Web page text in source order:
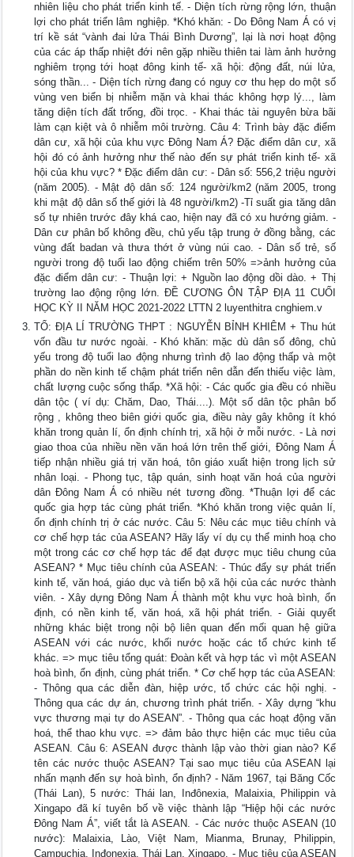
nhiên liệu cho phát triển kinh tế. - Diện tích rừng rộng lớn, thuận
lợi cho phát triển lâm nghiệp. *Khó khăn: - Do Đông Nam Á có vị
trí kề sát “vành đai lửa Thái Bình Dương”, lại là nơi hoạt động
của các áp thấp nhiệt đới nên gặp nhiều thiên tai làm ảnh hưởng
nghiêm trọng tới hoạt đông kinh tế- xã hội: động đất, núi lửa,
sóng thần... - Diện tích rừng đang có nguy cơ thu hẹp do một số
vùng ven biển bị nhiễm mặn và khai thác không hợp lý..., làm
tăng diện tích đất trống, đồi trọc. - Khai thác tài nguyên bừa bãi
làm cạn kiệt và ô nhiễm môi trường. Câu 4: Trình bày đặc điểm
dân cư, xã hội của khu vực Đông Nam Á? Đặc điểm dân cư, xã
hội đó có ảnh hưởng như thế nào đến sự phát triển kinh tế- xã
hội của khu vực? * Đặc điểm dân cư: - Dân số: 556,2 triệu người
(năm 2005). - Mật độ dân số: 124 người/km2 (năm 2005, trong
khi mật độ dân số thế giới là 48 người/km2) -Tỉ suất gia tăng dân
số tự nhiên trước đây khá cao, hiện nay đã có xu hướng giảm. -
Dân cư phân bố không đều, chủ yếu tập trung ở đồng bằng, các
vùng đất badan và thưa thớt ở vùng núi cao. - Dân số trẻ, số
người trong độ tuổi lao động chiếm trên 50% =>ảnh hưởng của
đặc điểm dân cư: - Thuận lợi: + Nguồn lao động dồi dào. + Thị
trường lao động rộng lớn. ĐỀ CƯƠNG ÔN TẬP ĐỊA 11 CUỐI
HỌC KỲ II NĂM HỌC 2021-2022 LTTN 2 luyenthitra cnghiem.v
TỔ: ĐỊA LÍ TRƯỜNG THPT : NGUYỄN BỈNH KHIÊM + Thu hút
vốn đầu tư nước ngoài. - Khó khăn: mặc dù dân số đông, chủ
yếu trong độ tuổi lao động nhưng trình độ lao động thấp và một
phần do nền kinh tế chậm phát triển nên dẫn đến thiếu việc làm,
chất lượng cuộc sống thấp. *Xã hội: - Các quốc gia đều có nhiều
dân tộc ( ví dụ: Chăm, Dao, Thái....). Một số dân tộc phân bố
rộng , không theo biên giới quốc gia, điều này gây không ít khó
khăn trong quản lí, ổn định chính trị, xã hội ở mỗi nước. - Là nơi
giao thoa của nhiều nền văn hoá lớn trên thế giới, Đông Nam Á
tiếp nhận nhiều giá trị văn hoá, tôn giáo xuất hiện trong lịch sử
nhân loại. - Phong tục, tập quán, sinh hoạt văn hoá của người
dân Đông Nam Á có nhiều nét tương đồng. *Thuận lợi để các
quốc gia hợp tác cùng phát triển. *Khó khăn trong việc quản lí,
ổn định chính trị ở các nước. Câu 5: Nêu các mục tiêu chính và
cơ chế hợp tác của ASEAN? Hãy lấy ví dụ cụ thể minh hoạ cho
một trong các cơ chế hợp tác để đạt được mục tiêu chung của
ASEAN? * Mục tiêu chính của ASEAN: - Thúc đẩy sự phát triển
kinh tế, văn hoá, giáo dục và tiến bộ xã hội của các nước thành
viên. - Xây dựng Đông Nam Á thành một khu vực hoà bình, ổn
định, có nền kinh tế, văn hoá, xã hội phát triển. - Giải quyết
những khác biệt trong nội bộ liên quan đến mối quan hệ giữa
ASEAN với các nước, khối nước hoặc các tổ chức kinh tế
khác. => mục tiêu tổng quát: Đoàn kết và hợp tác vì một ASEAN
hoà bình, ổn định, cùng phát triển. * Cơ chế hợp tác của ASEAN:
- Thông qua các diễn đàn, hiệp ước, tổ chức các hội nghị. -
Thông qua các dự án, chương trình phát triển. - Xây dựng “khu
vực thương mại tự do ASEAN”. - Thông qua các hoạt động văn
hoá, thể thao khu vực. => đảm bảo thực hiện các mục tiêu của
ASEAN. Câu 6: ASEAN được thành lập vào thời gian nào? Kể
tên các nước thuộc ASEAN? Tại sao mục tiêu của ASEAN lại
nhấn mạnh đến sự hoà bình, ổn định? - Năm 1967, tại Băng Cốc
(Thái Lan), 5 nước: Thái lan, Inđônexia, Malaixia, Philippin và
Xingapo đã kí tuyên bố về việc thành lập “Hiệp hội các nước
Đông Nam Á”, viết tắt là ASEAN. - Các nước thuộc ASEAN (10
nước): Malaixia, Lào, Việt Nam, Mianma, Brunay, Philippin,
Campuchia, Inđonexia, Thái Lan, Xingapo. - Mục tiêu của ASEAN